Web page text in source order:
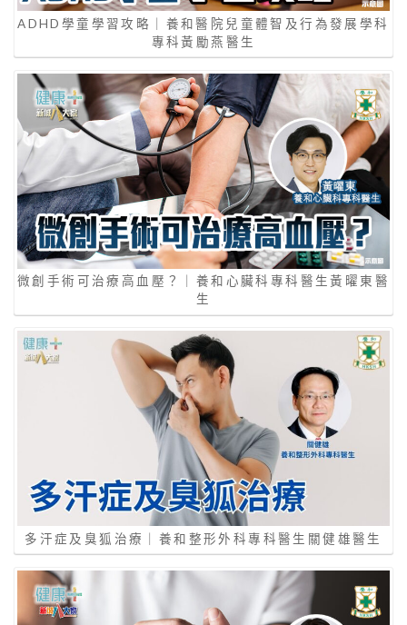
ADHD學童學習攻略｜養和醫院兒童體智及行為發展學科
專科黃勵燕醫生
微創手術可治療高血壓？｜養和心臟科專科醫生黃曜東醫
生
多汗症及臭狐治療｜養和整形外科專科醫生關健雄醫生